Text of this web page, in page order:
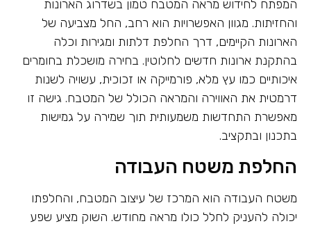
המפתח לחידוש מראה המטבח טמון בשדרוג הארונות
והחזיתות. מגוון האפשרויות הוא רחב, החל מצביעה של
הארונות הקיימים, דרך החלפת דלתות ומגירות וכלה
בהתקנת ארונות חדשים לחלוטין. בחירה מושכלת בחומרים
איכותיים כמו עץ מלא, פורמייקה או זכוכית, עשויה לשנות
דרמטית את האווירה והמראה הכולל של המטבח. גישה זו
מאפשרת התחדשות משמעותית תוך שמירה על גמישות
בתכנון ובתקציב.
החלפת משטח העבודה
משטח העבודה הוא המרכז של עיצוב המטבח, והחלפתו
יכולה להעניק לחלל כולו מראה מחודש. השוק מציע שפע